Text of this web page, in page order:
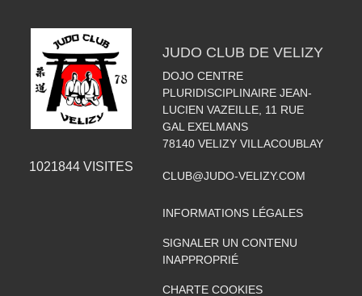
1021844VISITES
JUDO CLUB DE VELIZY
DOJO CENTRE
PLURIDISCIPLINAIRE JEAN-
LUCIEN VAZEILLE, 11 RUE
GAL EXELMANS
78140 VELIZY VILLACOUBLAY
CLUB@JUDO-VELIZY.COM
INFORMATIONS LÉGALES
SIGNALER UN CONTENU
INAPPROPRIÉ
CHARTE COOKIES